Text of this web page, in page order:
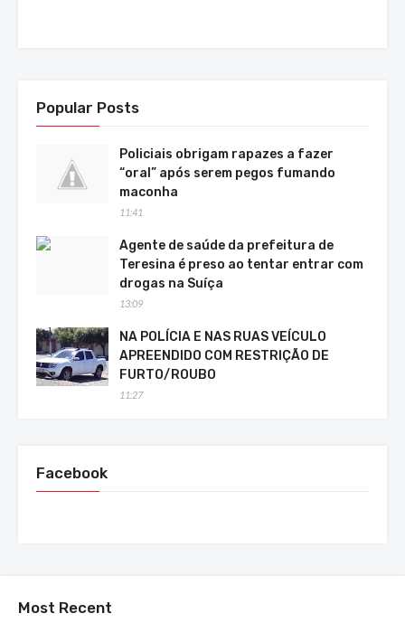
Popular Posts
Policiais obrigam rapazes a fazer
“oral” após serem pegos fumando
maconha
11:41
Agente de saúde da prefeitura de
Teresina é preso ao tentar entrar com
drogas na Suíça
13:09
NA POLÍCIA E NAS RUAS VEÍCULO
APREENDIDO COM RESTRIÇÃO DE
FURTO/ROUBO
11:27
Facebook
Most Recent